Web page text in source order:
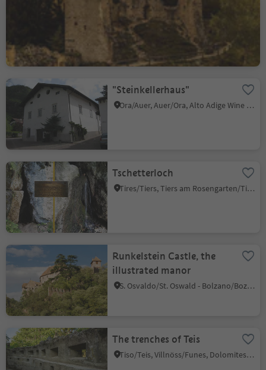
The ruins of Hauenstein
"Steinkellerhaus"
Ora/Auer, Auer/Ora, Alto Adige Wine Road
Tschetterloch
Tires/Tiers, Tiers am Rosengarten/Tires al Catinaccio, Dolomites Region Seiser Alm
Runkelstein Castle, the
illustrated manor
S. Osvaldo/St. Oswald - Bolzano/Bozen, Ritten/Renon, Bolzano/Bozen and environs
The trenches of Teis
Tiso/Teis, Villnöss/Funes, Dolomites Region Lüsen Villnöss